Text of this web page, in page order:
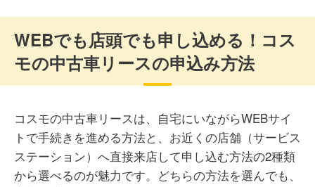
WEBでも店頭でも申し込める！コス
モの中古車リースの申込み方法
コスモの中古車リースは、自宅にいながらWEBサイ
トで手続きを進める方法と、お近くの店舗（サービス
ステーション）へ直接来店して申し込む方法の2種類
から選べるのが魅力です。どちらの方法を選んでも、